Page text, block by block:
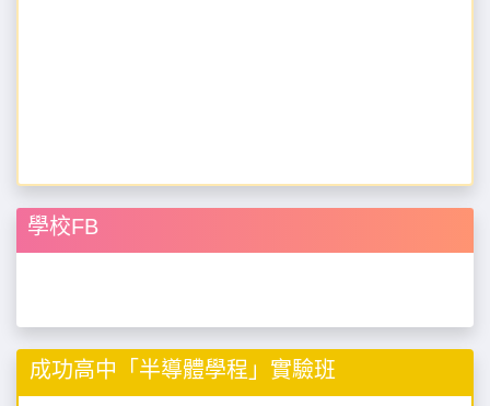
學校FB
成功高中「半導體學程」實驗班